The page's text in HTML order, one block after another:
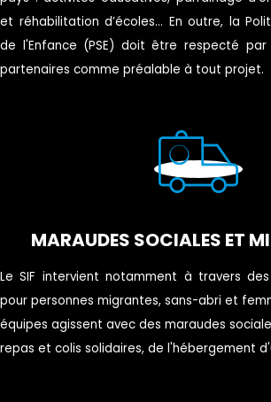
et réhabilitation d’écoles... En outre, la
de l'Enfance (PSE) doit être respecté
partenaires comme préalable à tout projet.
MARAUDES SOCIALES ET
Le SIF intervient notamment à travers des
pour personnes migrantes, sans-abri et
équipes agissent avec des maraudes
repas et colis solidaires, de l'hébergement